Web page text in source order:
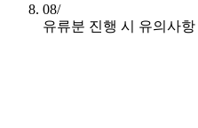
08/
유류분 진행 시 유의사항